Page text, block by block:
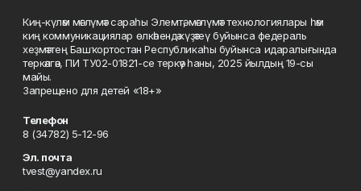
Киң-күләм мәғлүмәт сараһы Элемтә, мәғлүмәт технологиялары һәм
киң коммуникациялар өлкәһендә күҙәтеү буйынса федераль
хеҙмәттең Башҡортостан Республикаһы буйынса идаралығында
теркәлгән, ПИ ТУ02-01821-се теркәү һаны, 2025 йылдың 19-сы
майы.
Запрещено для детей «18+»
Телефон
8 (34782) 5-12-96
Эл. почта
tvest@yandex.ru